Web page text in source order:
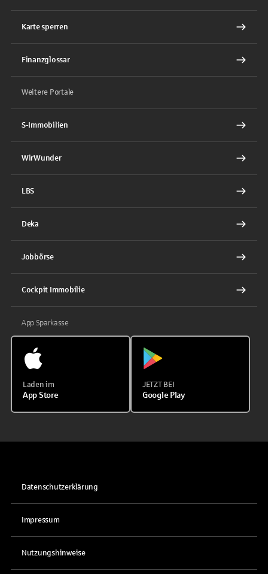
Karte sperren
Finanzglossar
Weitere Portale
S-Immobilien
WirWunder
LBS
Deka
Jobbörse
Cockpit Immobilie
App Sparkasse
Laden im
App Store
JETZT BEI
Google Play
Datenschutzerklärung
Impressum
Nutzungshinweise